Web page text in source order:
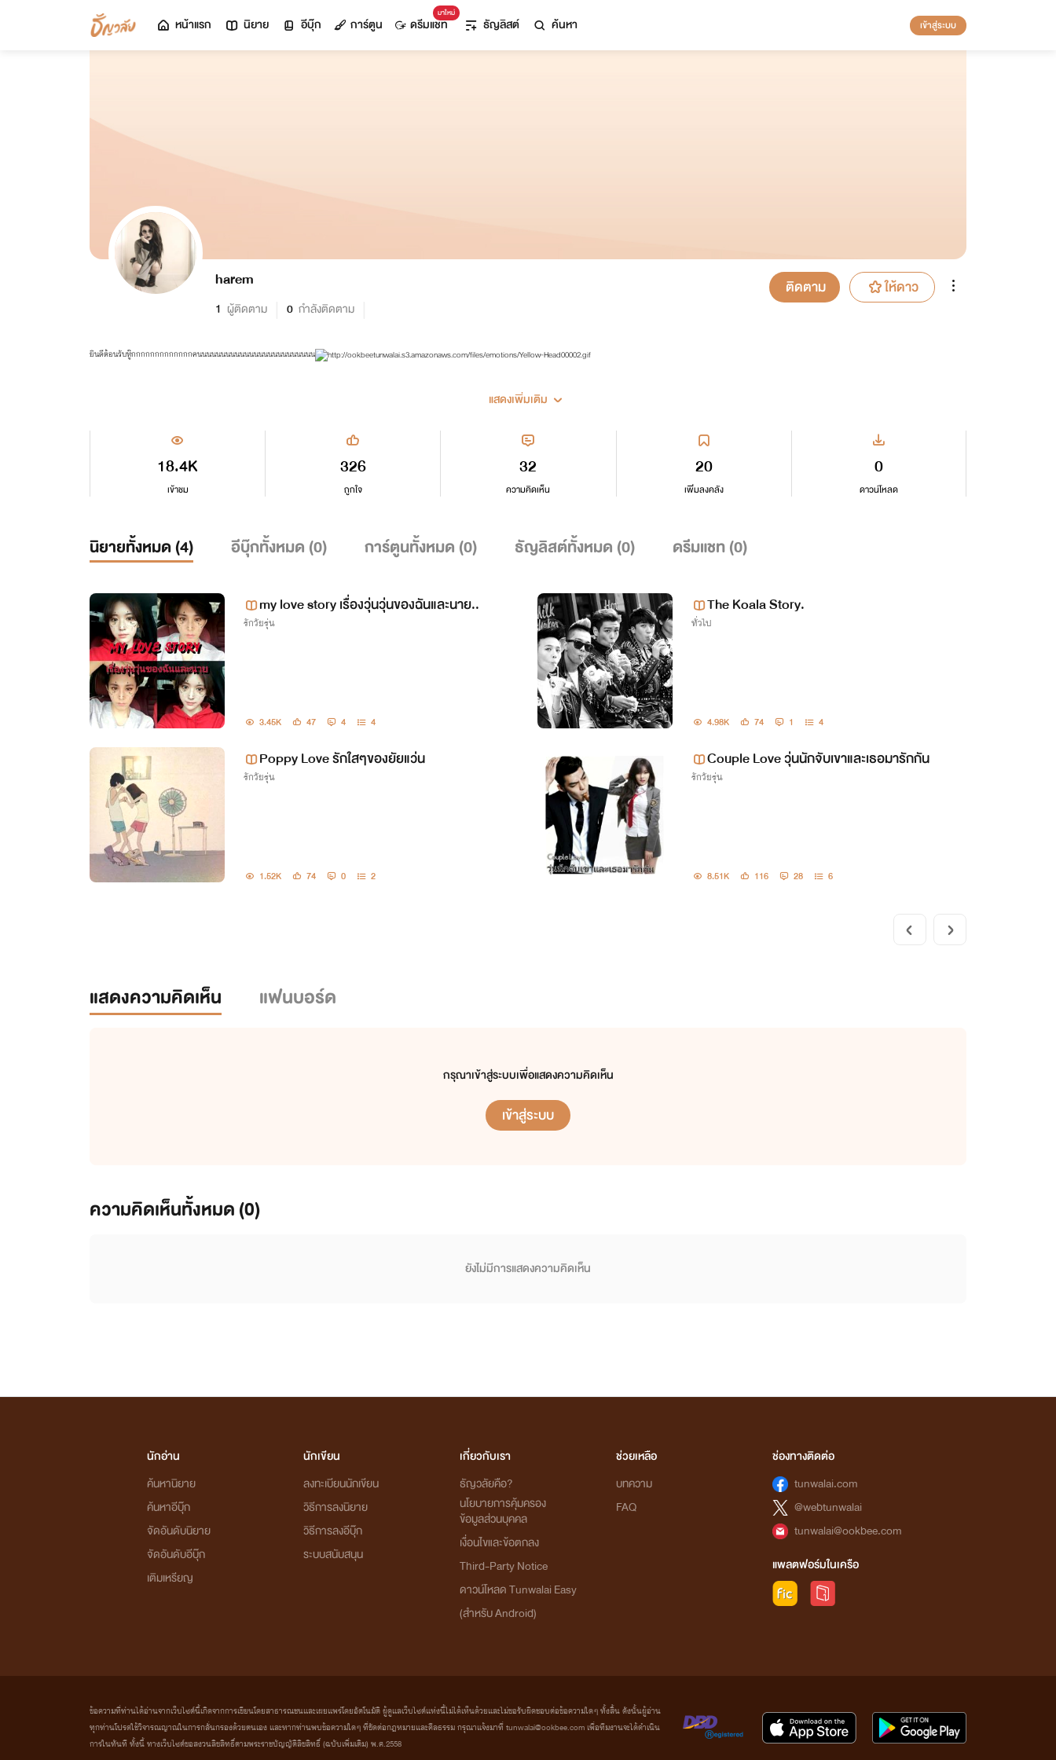
หน้าแรก นิยาย อีบุ๊ก การ์ตูน
มาใหม่
ดรีมแชท ธัญลิสต์ ค้นหา เข้าสู่ระบบ
harem
1 ผู้ติดตาม 0 กำลังติดตาม
ติดตาม ให้ดาว
ยินดีต้อนรับทู๊กกกกกกกกกกกกกคนนนนนนนนนนนนนนนนนนนนนนนนน
แสดงเพิ่มเติม
18.4K
เข้าชม
20
เพิ่มลงคลัง
326
ถูกใจ
0
ดาวน์โหลด
32
ความคิดเห็น
นิยายทั้งหมด (4) อีบุ๊กทั้งหมด (0) การ์ตูนทั้งหมด (0) ธัญลิสต์ทั้งหมด (0) ดรีมแชท (0)
my love story เรื่องวุ่นวุ่นของฉันและนาย..
รักวัยรุ่น
3.45K 47 4 4
The Koala Story.
ทั่วไป
4.98K 74 1 4
Poppy Love รักใสๆของยัยแว่น
รักวัยรุ่น
1.52K 74 0 2
Couple Love วุ่นนักจับเขาและเธอมารักกัน
รักวัยรุ่น
8.51K 116 28 6
แสดงความคิดเห็น แฟนบอร์ด
กรุณาเข้าสู่ระบบเพื่อแสดงความคิดเห็น
เข้าสู่ระบบ
ความคิดเห็นทั้งหมด (0)
ยังไม่มีการแสดงความคิดเห็น
นักอ่าน
ค้นหานิยาย
ค้นหาอีบุ๊ก
จัดอันดับนิยาย
จัดอันดับอีบุ๊ก
เติมเหรียญ
นักเขียน
ลงทะเบียนนักเขียน
วิธีการลงนิยาย
วิธีการลงอีบุ๊ก
ระบบสนับสนุน
เกี่ยวกับเรา
ธัญวลัยคือ?
นโยบายการคุ้มครอง
ข้อมูลส่วนบุคคล
เงื่อนไขและข้อตกลง
Third-Party Notice
ดาวน์โหลด Tunwalai Easy
(สำหรับ Android)
ช่วยเหลือ
บทความ
FAQ
ช่องทางติดต่อ
tunwalai.com
@webtunwalai
tunwalai@ookbee.com
แพลตฟอร์มในเครือ
ข้อความที่ท่านได้อ่านจากเว็บไซต์นี้เกิดจากการเขียนโดยสาธารณชนและเผยแพร่โดยอัตโนมัติ ผู้ดูแลเว็บไซต์แห่งนี้ไม่ได้เห็นด้วยและไม่ขอรับผิดชอบต่อข้อความใดๆ ทั้งสิ้น ดังนั้นผู้อ่าน
ทุกท่านโปรดใช้วิจารณญาณในการกลั่นกรองด้วยตนเอง และหากท่านพบข้อความใดๆ ที่ขัดต่อกฎหมายและศีลธรรม กรุณาแจ้งมาที่ tunwalai@ookbee.com เพื่อทีมงานจะได้ดำเนิน
การในทันที ทั้งนี้ ทางเว็บไซต์ขอสงวนลิขสิทธิ์ตามพระราชบัญญัติลิขสิทธิ์ (ฉบับเพิ่มเติม) พ.ศ.2558